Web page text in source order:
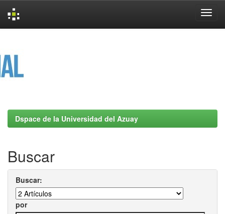
Dspace de la Universidad del Azuay
Buscar
Buscar:
por